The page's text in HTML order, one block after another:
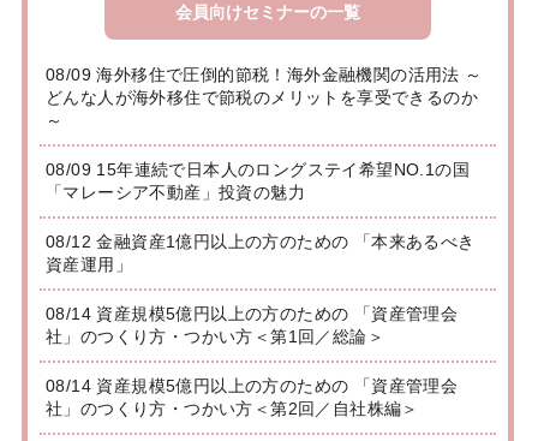
会員向けセミナーの一覧
08/09 海外移住で圧倒的節税！海外金融機関の活用法 ～
どんな人が海外移住で節税のメリットを享受できるのか
～
08/09 15年連続で日本人のロングステイ希望NO.1の国
「マレーシア不動産」投資の魅力
08/12 金融資産1億円以上の方のための 「本来あるべき
資産運用」
08/14 資産規模5億円以上の方のための 「資産管理会
社」のつくり方・つかい方＜第1回／総論＞
08/14 資産規模5億円以上の方のための 「資産管理会
社」のつくり方・つかい方＜第2回／自社株編＞